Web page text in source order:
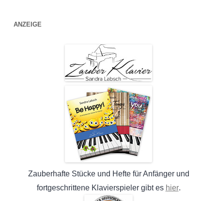
ANZEIGE
Zauberhafte Stücke und Hefte für Anfänger und
fortgeschrittene Klavierspieler gibt es hier.